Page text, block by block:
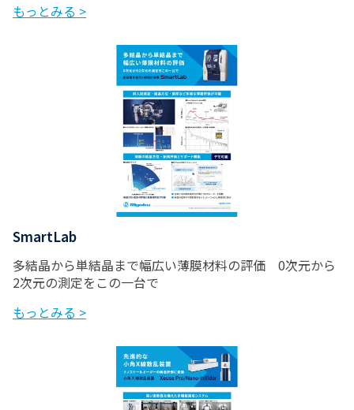
もっとみる >
SmartLab
多結晶から単結晶まで幅広い薄膜材料の評価 0次元から
2次元の測定をこの一台で
もっとみる >